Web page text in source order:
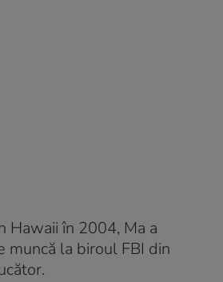
Hawaii în 2004, Ma a
muncă la biroul FBI din